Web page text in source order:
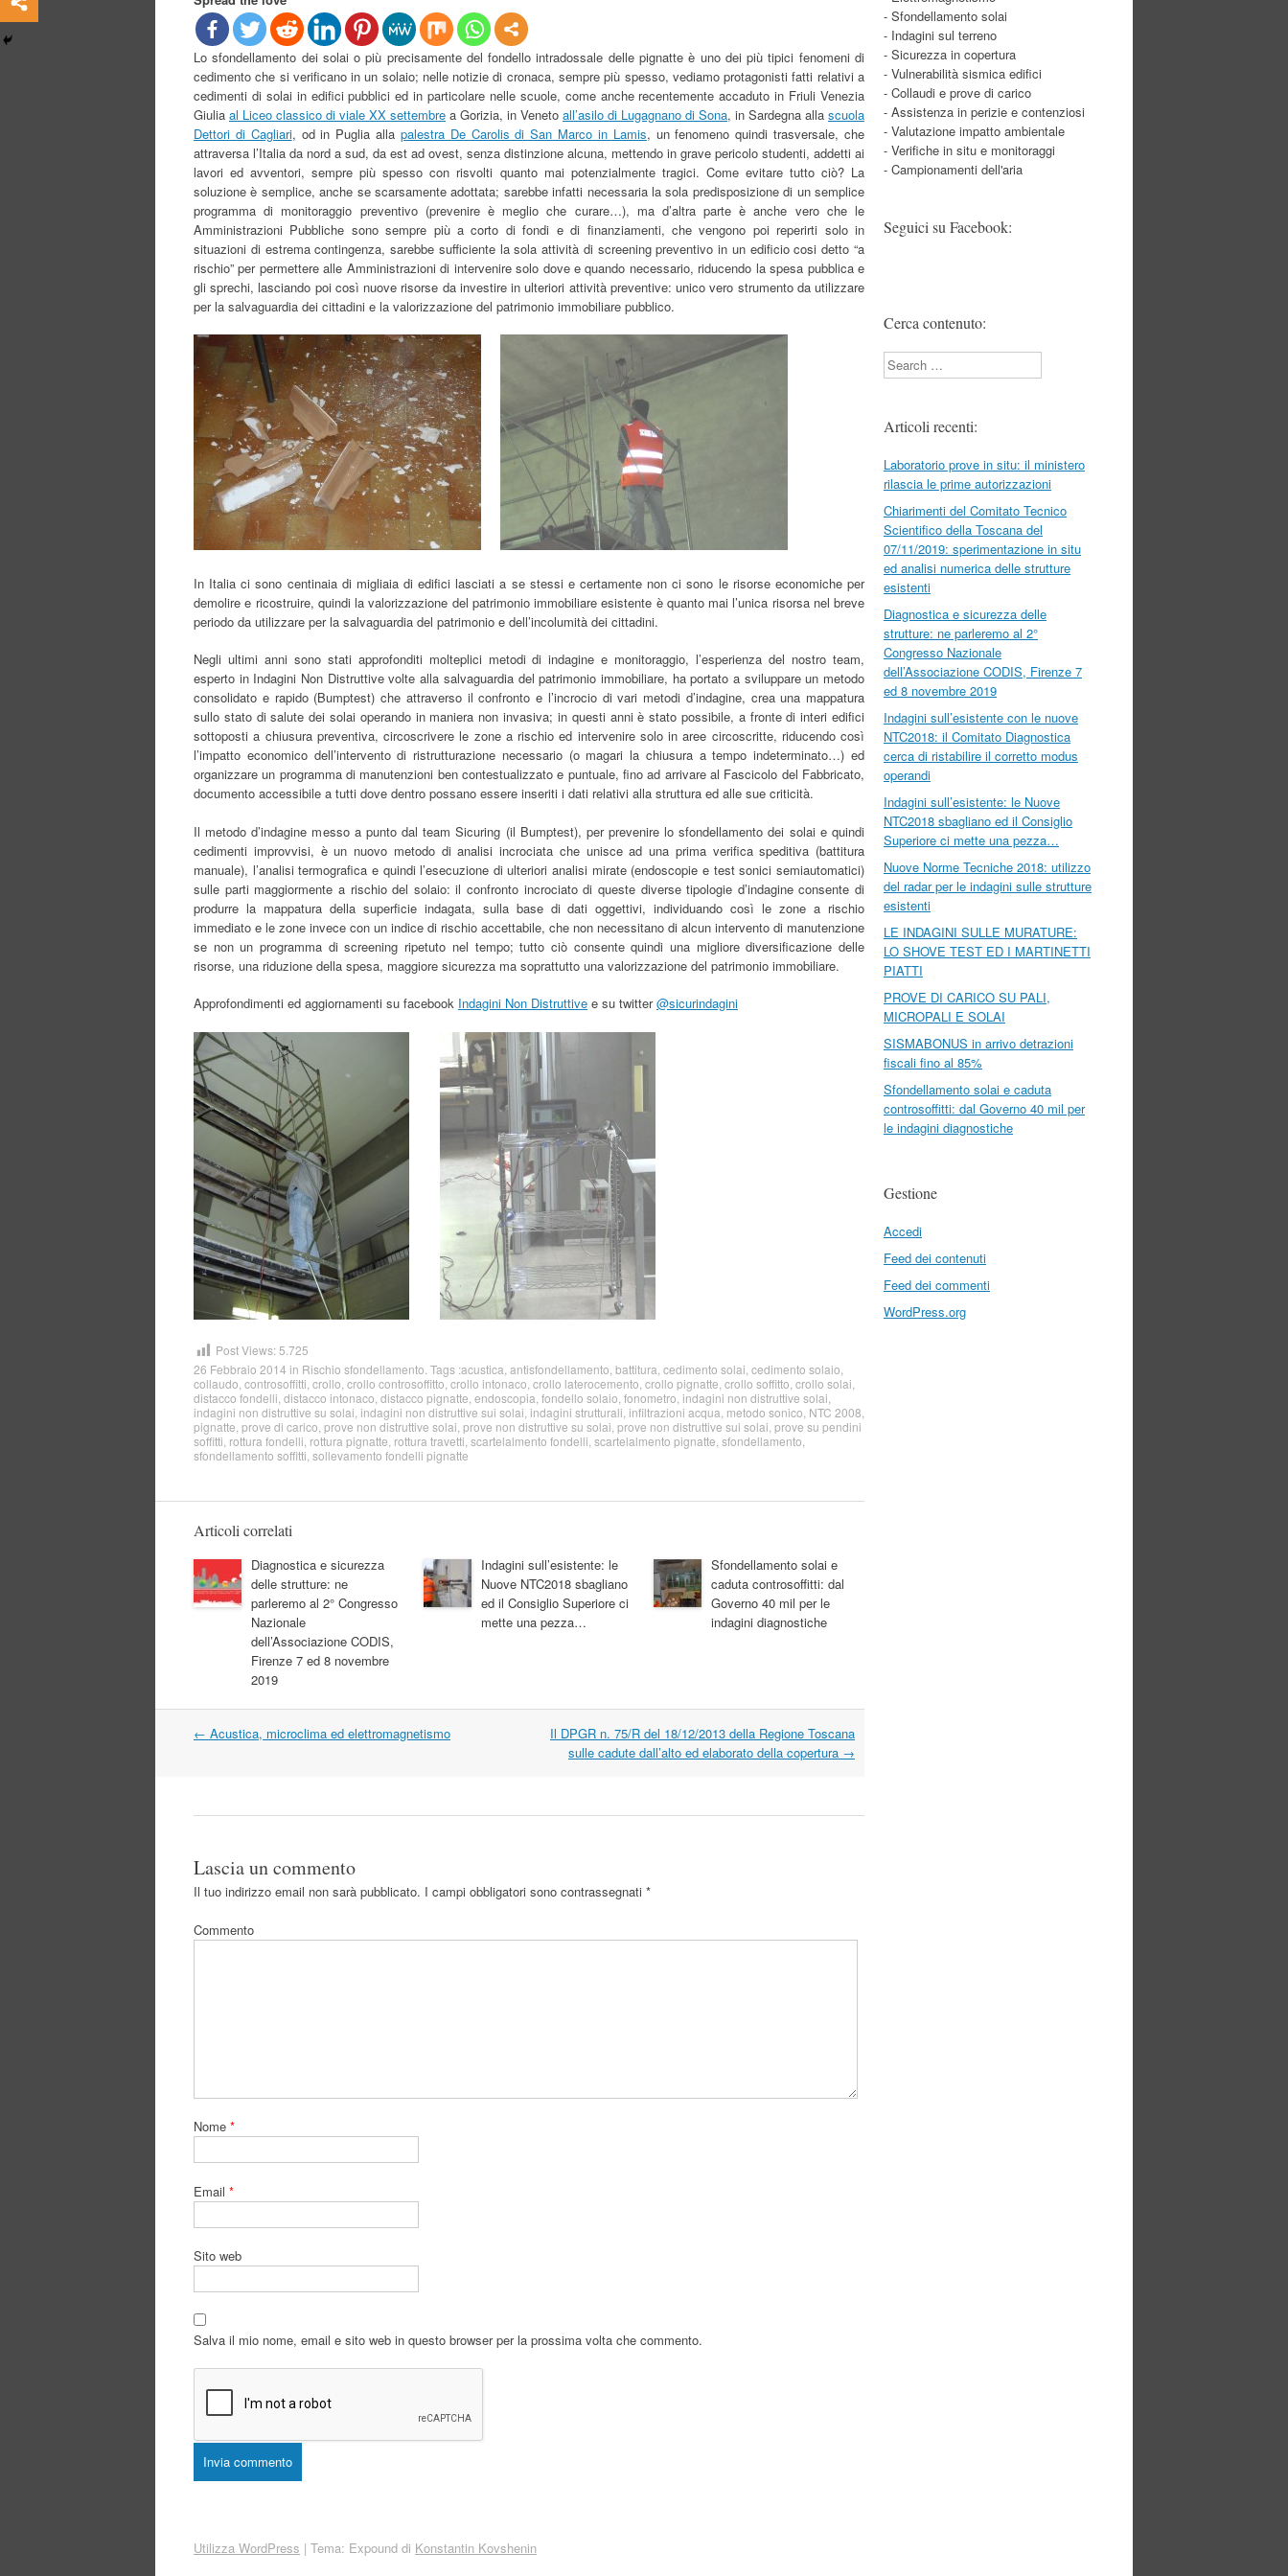
Lo sfondellamento dei solai o più precisamente del fondello intradossale delle pignatte è uno dei più tipici fenomeni di
cedimento che si verificano in un solaio; nelle notizie di cronaca, sempre più spesso, vediamo protagonisti fatti relativi a
cedimenti di solai in edifici pubblici ed in particolare nelle scuole, come anche recentemente accaduto in Friuli Venezia
Giulia al Liceo classico di viale XX settembre a Gorizia, in Veneto all’asilo di Lugagnano di Sona, in Sardegna alla scuola
Dettori di Cagliari, od in Puglia alla palestra De Carolis di San Marco in Lamis, un fenomeno quindi trasversale, che
attraversa l’Italia da nord a sud, da est ad ovest, senza distinzione alcuna, mettendo in grave pericolo studenti, addetti ai
lavori ed avventori, sempre più spesso con risvolti quanto mai potenzialmente tragici. Come evitare tutto ciò? La
soluzione è semplice, anche se scarsamente adottata; sarebbe infatti necessaria la sola predisposizione di un semplice
programma di monitoraggio preventivo (prevenire è meglio che curare…), ma d’altra parte è anche vero che le
Amministrazioni Pubbliche sono sempre più a corto di fondi e di finanziamenti, che vengono poi reperirti solo in
situazioni di estrema contingenza, sarebbe sufficiente la sola attività di screening preventivo in un edificio cosi detto “a
rischio” per permettere alle Amministrazioni di intervenire solo dove e quando necessario, riducendo la spesa pubblica e
gli sprechi, lasciando poi così nuove risorse da investire in ulteriori attività preventive: unico vero strumento da utilizzare
per la salvaguardia dei cittadini e la valorizzazione del patrimonio immobiliare pubblico.
In Italia ci sono centinaia di migliaia di edifici lasciati a se stessi e certamente non ci sono le risorse economiche per
demolire e ricostruire, quindi la valorizzazione del patrimonio immobiliare esistente è quanto mai l’unica risorsa nel breve
periodo da utilizzare per la salvaguardia del patrimonio e dell’incolumità dei cittadini.
Negli ultimi anni sono stati approfonditi molteplici metodi di indagine e monitoraggio, l’esperienza del nostro team,
esperto in Indagini Non Distruttive volte alla salvaguardia del patrimonio immobiliare, ha portato a sviluppare un metodo
consolidato e rapido (Bumptest) che attraverso il confronto e l’incrocio di vari metodi d’indagine, crea una mappatura
sullo stato di salute dei solai operando in maniera non invasiva; in questi anni è stato possibile, a fronte di interi edifici
sottoposti a chiusura preventiva, circoscrivere le zone a rischio ed intervenire solo in aree circoscritte, riducendo così
l’impatto economico dell’intervento di ristrutturazione necessario (o magari la chiusura a tempo indeterminato…) ed
organizzare un programma di manutenzioni ben contestualizzato e puntuale, fino ad arrivare al Fascicolo del Fabbricato,
documento accessibile a tutti dove dentro possano essere inseriti i dati relativi alla struttura ed alle sue criticità.
Il metodo d’indagine messo a punto dal team Sicuring (il Bumptest), per prevenire lo sfondellamento dei solai e quindi
cedimenti improvvisi, è un nuovo metodo di analisi incrociata che unisce ad una prima verifica speditiva (battitura
manuale), l’analisi termografica e quindi l’esecuzione di ulteriori analisi mirate (endoscopie e test sonici semiautomatici)
sulle parti maggiormente a rischio del solaio: il confronto incrociato di queste diverse tipologie d’indagine consente di
produrre la mappatura della superficie indagata, sulla base di dati oggettivi, individuando così le zone a rischio
immediato e le zone invece con un indice di rischio accettabile, che non necessitano di alcun intervento di manutenzione
se non un programma di screening ripetuto nel tempo; tutto ciò consente quindi una migliore diversificazione delle
risorse, una riduzione della spesa, maggiore sicurezza ma soprattutto una valorizzazione del patrimonio immobiliare.
Approfondimenti ed aggiornamenti su facebook Indagini Non Distruttive e su twitter@sicurindagini
Post Views: 5.725
26 Febbraio 2014 in Rischio sfondellamento . Tags :acustica antisfondellamento battitura cedimento solai cedimento solaio
collaudo controsoffitti crollo crollo controsoffitto crollo intonaco crollo laterocemento crollo pignatte crollo soffitto crollo solai
distacco fondelli distacco intonaco distacco pignatte endoscopia fondello solaio fonometro indagini non distruttive solai
indagini non distruttive su solai indagini non distruttive sui solai indagini strutturali infiltrazioni acqua metodo sonico NTC 2008
pignatte prove di carico prove non distruttive solai prove non distruttive su solai prove non distruttive sui solai prove su pendini
soffitti rottura fondelli rottura pignatte rottura travetti scartelalmento fondelli scartelalmento pignatte sfondellamento
sfondellamento soffitti sollevamento fondelli pignatte
Articoli correlati
Diagnostica e sicurezza
delle strutture: ne
parleremo al 2° Congresso
Nazionale
dell’Associazione CODIS,
Firenze 7 ed 8 novembre
2019
Indagini sull’esistente: le
Nuove NTC2018 sbagliano
ed il Consiglio Superiore ci
mette una pezza…
Sfondellamento solai e
caduta controsoffitti: dal
Governo 40 mil per le
indagini diagnostiche
Navigazione
← Acustica, microclima ed elettromagnetismo
Il DPGR n. 75/R del 18/12/2013 della Regione Toscana
sulle cadute dall’alto ed elaborato della copertura →
Lascia un commento
Il tuo indirizzo email non sarà pubblicato. I campi obbligatori sono contrassegnati *
Commento
Nome *
Email *
Sito web
Salva il mio nome, email e sito web in questo browser per la prossima volta che commento.
- Sfondellamento solai
- Indagini sul terreno
- Sicurezza in copertura
- Vulnerabilità sismica edifici
- Collaudi e prove di carico
- Assistenza in perizie e contenziosi
- Valutazione impatto ambientale
- Verifiche in situ e monitoraggi
- Campionamenti dell'aria
Seguici su Facebook:
Cerca contenuto:
Search
Articoli recenti:
Laboratorio prove in situ: il ministero
rilascia le prime autorizzazioni
Chiarimenti del Comitato Tecnico
Scientifico della Toscana del
07/11/2019: sperimentazione in situ
ed analisi numerica delle strutture
esistenti
Diagnostica e sicurezza delle
strutture: ne parleremo al 2°
Congresso Nazionale
dell’Associazione CODIS, Firenze 7
ed 8 novembre 2019
Indagini sull’esistente con le nuove
NTC2018: il Comitato Diagnostica
cerca di ristabilire il corretto modus
operandi
Indagini sull’esistente: le Nuove
NTC2018 sbagliano ed il Consiglio
Superiore ci mette una pezza…
Nuove Norme Tecniche 2018: utilizzo
del radar per le indagini sulle strutture
esistenti
LE INDAGINI SULLE MURATURE:
LO SHOVE TEST ED I MARTINETTI
PIATTI
PROVE DI CARICO SU PALI,
MICROPALI E SOLAI
SISMABONUS in arrivo detrazioni
fiscali fino al 85%
Sfondellamento solai e caduta
controsoffitti: dal Governo 40 mil per
le indagini diagnostiche
Gestione
Accedi
Feed dei contenuti
Feed dei commenti
WordPress.org
Utilizza WordPress | Tema: Expound di Konstantin Kovshenin